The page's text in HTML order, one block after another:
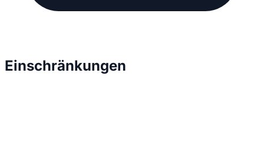
Einschränkungen